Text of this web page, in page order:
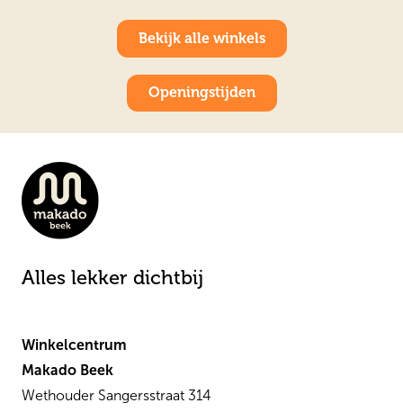
Bekijk alle winkels
Openingstijden
Alles lekker dichtbij
Winkelcentrum
Makado Beek
Wethouder Sangersstraat 314